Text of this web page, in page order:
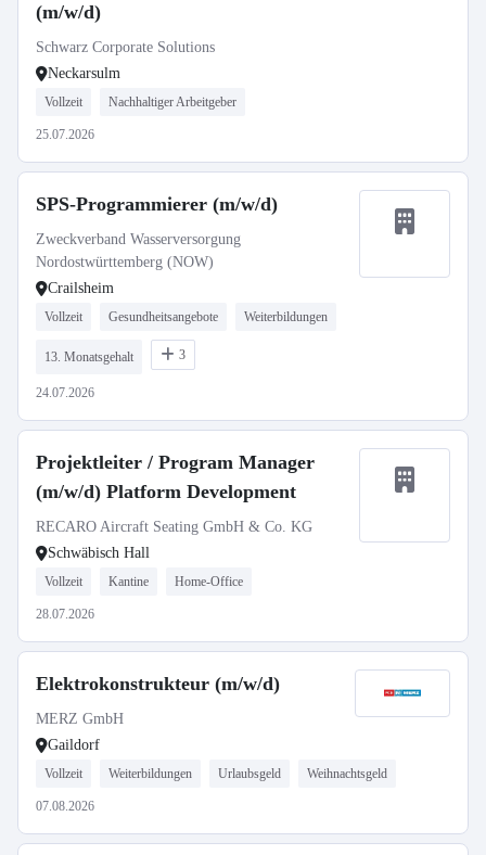
(m/w/d)
Schwarz Corporate Solutions
Neckarsulm
Vollzeit Nachhaltiger Arbeitgeber
25.07.2026
SPS-Programmierer (m/w/d)
Zweckverband Wasserversorgung
Nordostwürttemberg (NOW)
Crailsheim
Vollzeit Gesundheitsangebote Weiterbildungen
13. Monatsgehalt 3
24.07.2026
Projektleiter / Program Manager
(m/w/d) Platform Development
RECARO Aircraft Seating GmbH & Co. KG
Schwäbisch Hall
Vollzeit Kantine Home-Office
28.07.2026
Elektrokonstrukteur (m/w/d)
MERZ GmbH
Gaildorf
Vollzeit Weiterbildungen Urlaubsgeld Weihnachtsgeld
07.08.2026